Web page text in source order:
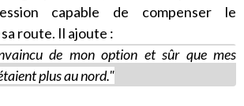
capable de compenser le
route. Il ajoute :
de mon option et sûr que mes
plus au nord."